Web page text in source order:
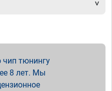
тюнингу
8 лет. Мы